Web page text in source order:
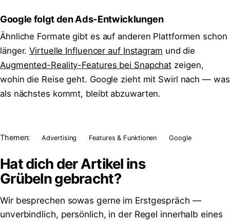
Google folgt den Ads-Entwicklungen
Ähnliche Formate gibt es auf anderen Plattformen schon
länger.Virtuelle Influencer auf Instagram und die
Augmented-Reality-Features bei Snapchat zeigen,
wohin die Reise geht. Google zieht mit Swirl nach — was
als nächstes kommt, bleibt abzuwarten.
Themen: Advertising Features & Funktionen Google
Hat dich der Artikel ins
Grübelngebracht?
Wir besprechen sowas gerne im Erstgespräch —
unverbindlich, persönlich, in der Regel innerhalb eines